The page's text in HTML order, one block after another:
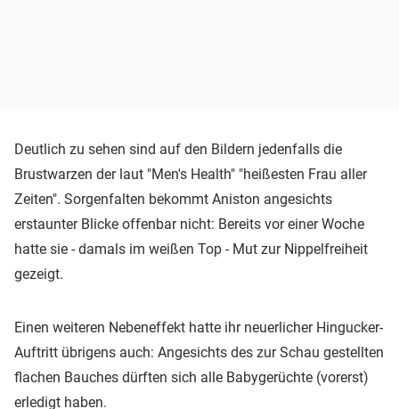
Deutlich zu sehen sind auf den Bildern jedenfalls die
Brustwarzen der laut "Men's Health" "heißesten Frau aller
Zeiten". Sorgenfalten bekommt Aniston angesichts
erstaunter Blicke offenbar nicht: Bereits vor einer Woche
hatte sie - damals im weißen Top - Mut zur Nippelfreiheit
gezeigt.
Einen weiteren Nebeneffekt hatte ihr neuerlicher Hingucker-
Auftritt übrigens auch: Angesichts des zur Schau gestellten
flachen Bauches dürften sich alle Babygerüchte (vorerst)
erledigt haben.